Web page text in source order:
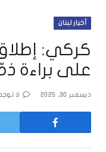
أخبار لبنان
كركي:
على براءة
ديسمبر 30, 2025 لا